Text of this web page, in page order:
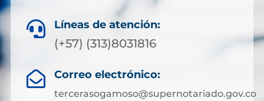
 Líneas de atención:
(+57) (313)8031816
 Correo electrónico:
tercerasogamoso@supernotariado.gov.co